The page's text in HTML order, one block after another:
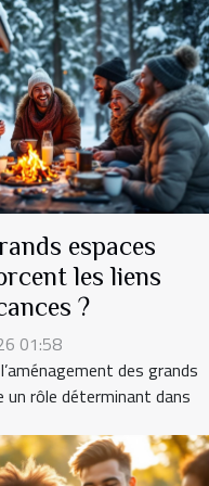
espaces
les liens
?
01:58
des grands
un rôle déterminant dans